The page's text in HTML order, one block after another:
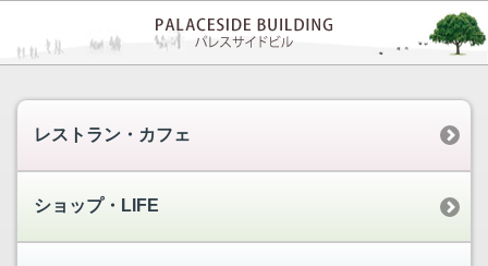
レストラン・カフェ
ショップ・LIFE